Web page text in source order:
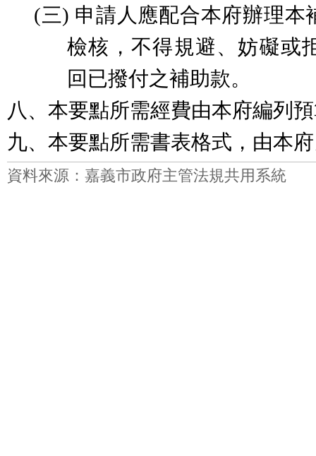
(三) 申請人應配合本府辦理本
檢核，不得規避、妨礙或
回已撥付之補助款。
八、 本要點所需經費由本府編列
九、 本要點所需書表格式，由本
資料來源：嘉義市政府主管法規共用系統